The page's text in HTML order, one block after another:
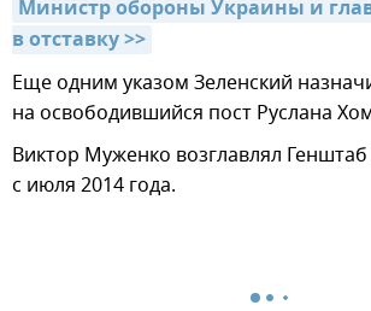
Министр обороны Украины и
в отставку >>
Еще одним указом Зеленский
на освободившийся пост Руслана
Виктор Муженко возглавлял
с июля 2014 года.